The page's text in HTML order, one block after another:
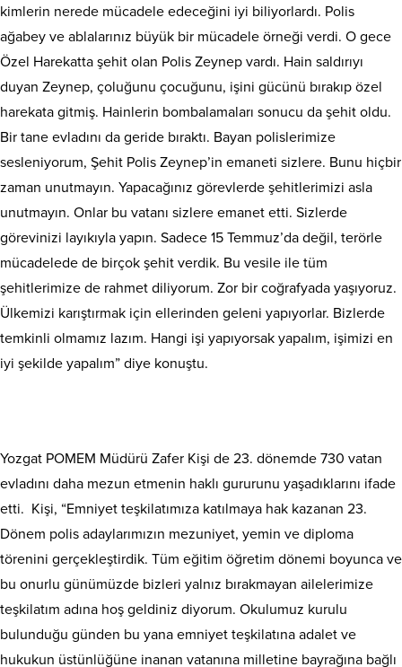
kimlerin nerede mücadele edeceğini iyi biliyorlardı. Polis
ağabey ve ablalarınız büyük bir mücadele örneği verdi. O gece
Özel Harekatta şehit olan Polis Zeynep vardı. Hain saldırıyı
duyan Zeynep, çoluğunu çocuğunu, işini gücünü bırakıp özel
harekata gitmiş. Hainlerin bombalamaları sonucu da şehit oldu.
Bir tane evladını da geride bıraktı. Bayan polislerimize
sesleniyorum, Şehit Polis Zeynep’in emaneti sizlere. Bunu hiçbir
zaman unutmayın. Yapacağınız görevlerde şehitlerimizi asla
unutmayın. Onlar bu vatanı sizlere emanet etti. Sizlerde
görevinizi layıkıyla yapın. Sadece 15 Temmuz’da değil, terörle
mücadelede de birçok şehit verdik. Bu vesile ile tüm
şehitlerimize de rahmet diliyorum. Zor bir coğrafyada yaşıyoruz.
Ülkemizi karıştırmak için ellerinden geleni yapıyorlar. Bizlerde
temkinli olmamız lazım. Hangi işi yapıyorsak yapalım, işimizi en
iyi şekilde yapalım” diye konuştu.
Yozgat POMEM Müdürü Zafer Kişi de 23. dönemde 730 vatan
evladını daha mezun etmenin haklı gururunu yaşadıklarını ifade
etti. Kişi, “Emniyet teşkilatımıza katılmaya hak kazanan 23.
Dönem polis adaylarımızın mezuniyet, yemin ve diploma
törenini gerçekleştirdik. Tüm eğitim öğretim dönemi boyunca ve
bu onurlu günümüzde bizleri yalnız bırakmayan ailelerimize
teşkilatım adına hoş geldiniz diyorum. Okulumuz kurulu
bulunduğu günden bu yana emniyet teşkilatına adalet ve
hukukun üstünlüğüne inanan vatanına milletine bayrağına bağlı